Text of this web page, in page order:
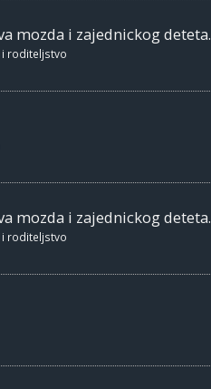
mozda i zajednickog deteta.
i roditeljstvo
mozda i zajednickog deteta.
i roditeljstvo